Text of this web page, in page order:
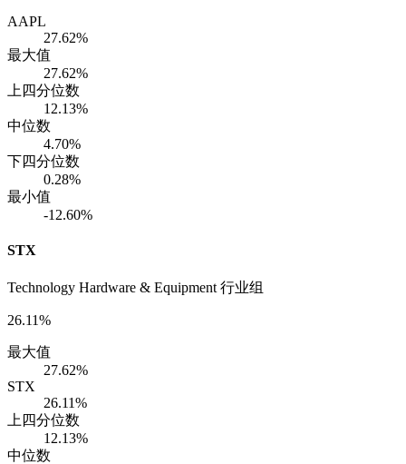
AAPL
27.62%
最大值
27.62%
上四分位数
12.13%
中位数
4.70%
下四分位数
0.28%
最小值
-12.60%
STX
Technology Hardware & Equipment 行业组
26.11%
最大值
27.62%
STX
26.11%
上四分位数
12.13%
中位数